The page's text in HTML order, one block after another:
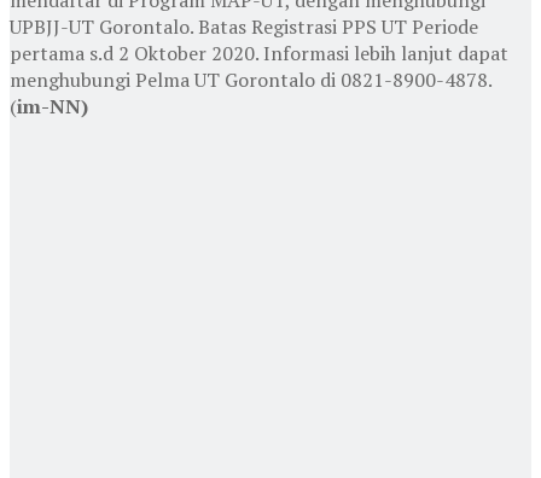
UPBJJ-UT Gorontalo. Batas Registrasi PPS UT Periode
pertama s.d 2 Oktober 2020. Informasi lebih lanjut dapat
menghubungi Pelma UT Gorontalo di 0821-8900-4878.
(im-NN)